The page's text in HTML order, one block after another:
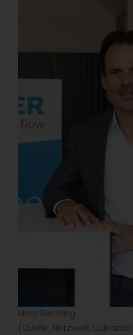
Marc Reichling
(Quelle: Netzwerk Culinaria)